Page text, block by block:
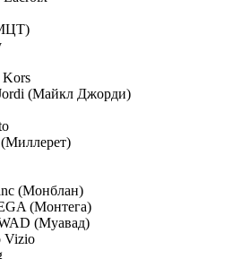
(Майкл Джорди)
(Монблан)
(Монтега)
(Муавад)
Vizio